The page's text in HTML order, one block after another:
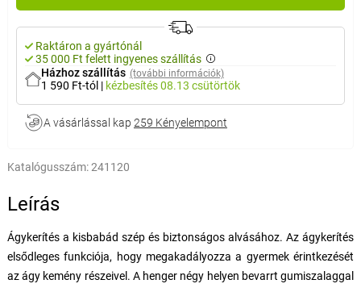
Raktáron a gyártónál
35 000 Ft felett ingyenes szállítás
Házhoz szállítás (további információk)
1 590 Ft-tól | kézbesítés08.13 csütörtök
A vásárlással kap 259 Kényelempont
Katalógusszám:241120
Leírás
Ágykerítés a kisbabád szép és biztonságos alvásához. Az ágykerítés
elsődleges funkciója, hogy megakadályozza a gyermek érintkezését
az ágy kemény részeivel. A henger négy helyen bevarrt gumiszalaggal